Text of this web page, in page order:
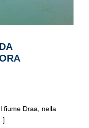
fiume Draa, nella